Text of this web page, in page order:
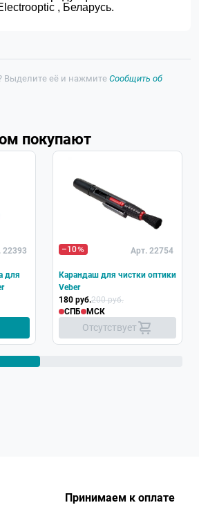
, Беларусь.
Выделите её и нажмите Сообщить об
покупают
22393
для
–10
Арт. 22754
Карандаш для чистки оптики
Veber
180 руб.200 руб.
СПБ
МСК
Отсутствует
Принимаем к оплате